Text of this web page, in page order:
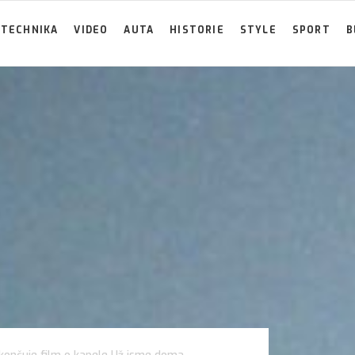
TECHNIKA VIDEO AUTA HISTORIE STYLE SPORT